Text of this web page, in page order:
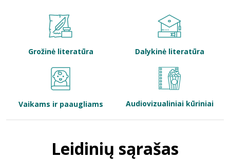
Bibliotekoms
Grožinė literatūra Dalykinė literatūra
Vaikams ir paaugliams Audiovizualiniai kūriniai
Leidinių sąrašas